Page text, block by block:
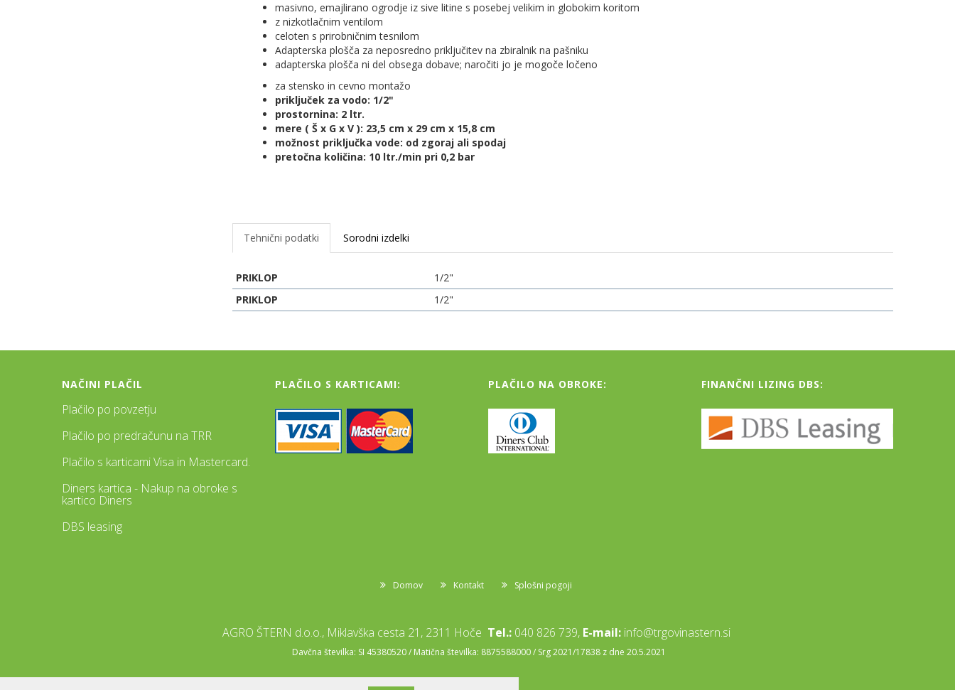
masivno, emajlirano ogrodje iz sive litine s posebej velikim in globokim koritom
z nizkotlačnim ventilom
celoten s prirobničnim tesnilom
Adapterska plošča za neposredno priključitev na zbiralnik na pašniku
adapterska plošča ni del obsega dobave; naročiti jo je mogoče ločeno
za stensko in cevno montažo
priključek za vodo: 1/2"
prostornina: 2 ltr.
mere ( Š x G x V ): 23,5 cm x 29 cm x 15,8 cm
možnost priključka vode: od zgoraj ali spodaj
pretočna količina: 10 ltr./min pri 0,2 bar
Tehnični podatki Sorodni izdelki
PRIKLOP
1/2"
PRIKLOP
1/2"
NAČINI PLAČIL
Plačilo po povzetju
Plačilo po predračunu na TRR
Plačilo s karticami Visa in Mastercard.
Diners kartica - Nakup na obroke s
kartico Diners
DBS leasing
PLAČILO S KARTICAMI: PLAČILO NA OBROKE: FINANČNI LIZING DBS:
Domov Kontakt Splošni pogoji
AGRO ŠTERN d.o.o., Miklavška cesta 21, 2311 Hoče Tel.:040 826 739, E-mail: info@trgovinastern.si
Davčna številka: SI 45380520 / Matična številka: 8875588000 / Srg 2021/17838 z dne 20.5.2021